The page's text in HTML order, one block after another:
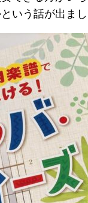
いう話が出まし